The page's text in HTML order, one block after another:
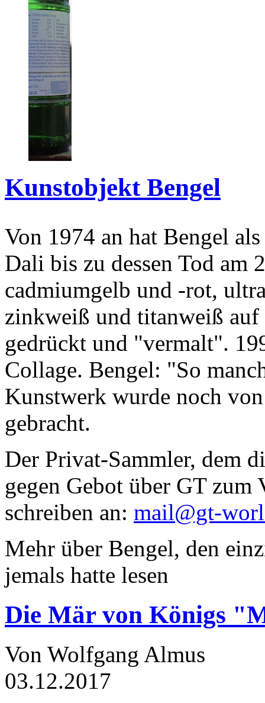
Kunstobjekt Bengel
Von 1974 an hat Bengel
Dali bis zu dessen Tod am
cadmiumgelb und -rot,
zinkweiß und titanweiß
gedrückt und "vermalt".
Collage. Bengel: "So
Kunstwerk wurde noch
gebracht.
Der Privat-Sammler, dem
gegen Gebot über GT zum
schreiben an: mail@gt-
Mehr über Bengel, den
jemals hatte lesen
Die Mär von Königs
Von Wolfgang Almus
03.12.2017